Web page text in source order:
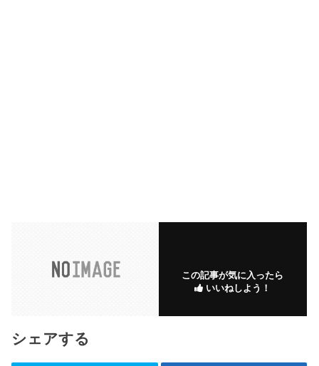
この記事が気に入ったら
いいねしよう！
シェアする